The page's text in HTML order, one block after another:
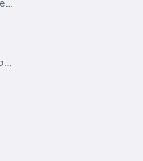
Rastreador de clasificación de palabras clave
Portal de cliente de etiqueta blanca